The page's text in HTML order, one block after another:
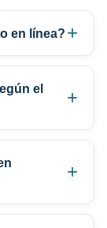
en línea?
el